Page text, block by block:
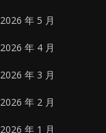
2026 年 5 月
2026 年 4 月
2026 年 3 月
2026 年 2 月
2026 年 1 月